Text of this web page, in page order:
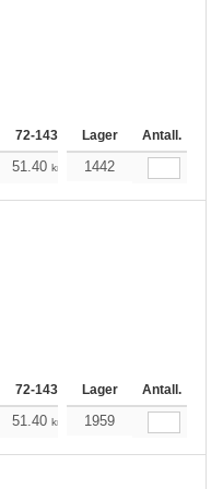
72-143 144-287 288 +
Lager Antall.
51.40 kr 48.84kr
1442
72-143 144-287 288 +
Lager Antall.
51.40 kr 48.84kr
1959